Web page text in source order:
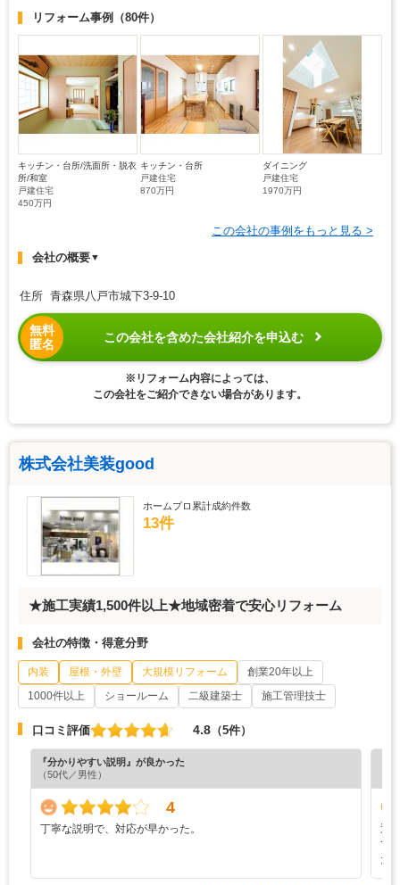
リフォーム事例 （80件）
キッチン・台所/洗面所・脱衣
所/和室
戸建住宅
450万円
キッチン・台所
戸建住宅
870万円
ダイニング
戸建住宅
1970万円
この会社の事例をもっと見る >
会社の概要▼
住所 青森県八戸市城下3-9-10
無料
匿名
この会社を含めた会社紹介を申込む
※リフォーム内容によっては、
この会社をご紹介できない場合があります。
株式会社美装good
ホームプロ累計成約件数
13件
★施工実績1,500件以上★地域密着で安心リフォーム
会社の特徴・得意分野
内装 屋根・外壁 大規模リフォーム
創業20年以上
1000件以上
ショールーム 二級建築士 施工管理技士
口コミ評価 4.8 （5件）
『分かりやすい説明』が良かった
（50代／男性）
4
丁寧な説明で、対応が早かった。
迅
て
た